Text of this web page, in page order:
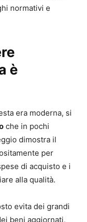
normativi e
è
era moderna, si
che in pochi
dimostra il
per
di acquisto e i
alla qualità.
evita dei grandi
beni aggiornati,